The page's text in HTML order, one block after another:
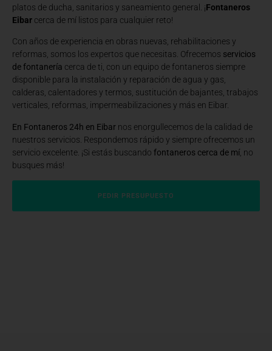
platos de ducha, sanitarios y saneamiento general. ¡Fontaneros
Eibar cerca de mí listos para cualquier reto!
Con años de experiencia en obras nuevas, rehabilitaciones y
reformas, somos los expertos que necesitas. Ofrecemos servicios
de fontanería cerca de ti, con un equipo de fontaneros siempre
disponible para la instalación y reparación de agua y gas,
calderas, calentadores y termos, sustitución de bajantes, trabajos
verticales, reformas, impermeabilizaciones y más en Eibar.
En Fontaneros 24h en Eibar nos enorgullecemos de la calidad de
nuestros servicios. Respondemos rápido y siempre ofrecemos un
servicio excelente. ¡Si estás buscando fontaneros cerca de mí , no
busques más!
PEDIR PRESUPUESTO